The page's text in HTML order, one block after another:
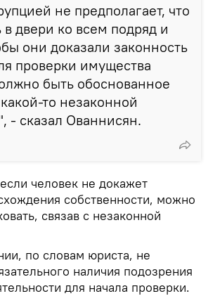
не предполагает, что
в двери ко всем подряд и
они доказали законность
проверки имущества
быть обоснованное
то незаконной
- сказал Ованнисян.
человек не докажет
собственности, можно
связав с незаконной
по словам юриста, не
наличия подозрения
для начала проверки.